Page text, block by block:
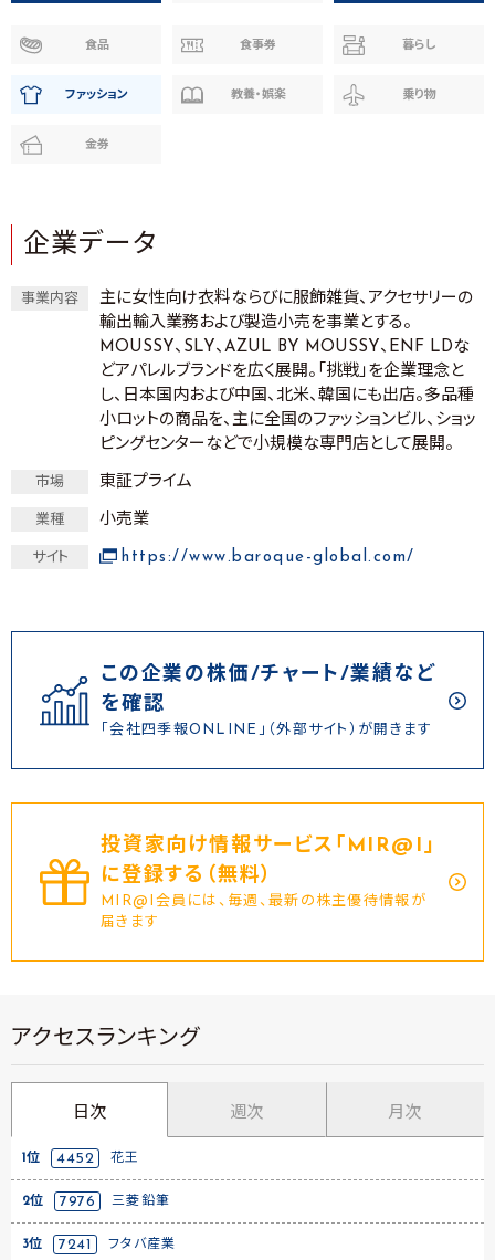
食品 食事券 暮らし
ファッション 教養・娯楽 乗り物
金券
企業データ
事業内容
主に女性向け衣料ならびに服飾雑貨、アクセサリーの
輸出輸入業務および製造小売を事業とする。
MOUSSY、SLY、AZUL BY MOUSSY、ENF LDな
どアパレルブランドを広く展開。「挑戦」を企業理念と
し、日本国内および中国、北米、韓国にも出店。多品種
小ロットの商品を、主に全国のファッションビル、ショッ
ピングセンターなどで小規模な専門店として展開。
市場 東証プライム
業種 小売業
サイト https://www.baroque-global.com/
この企業の株価/チャート/業績など
を確認
「会社四季報ONLINE」（外部サイト）が開きます
投資家向け情報サービス｢MIR@I｣
に登録する（無料）
MIR@I会員には、毎週、最新の株主優待情報が
届きます
アクセスランキング
日次 週次 月次
1位 4452 花王
2位 7976 三菱鉛筆
3位 7241 フタバ産業